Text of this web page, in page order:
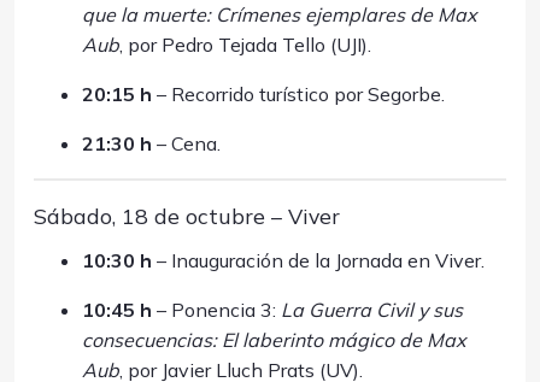
que la muerte: Crímenes ejemplares de Max
Aub , por Pedro Tejada Tello (UJI).
20:15 h – Recorrido turístico por Segorbe.
21:30 h – Cena.
Sábado, 18 de octubre – Viver
10:30 h – Inauguración de la Jornada en Viver.
10:45 h – Ponencia 3: La Guerra Civil y sus
consecuencias: El laberinto mágico de Max
Aub, por Javier Lluch Prats (UV).